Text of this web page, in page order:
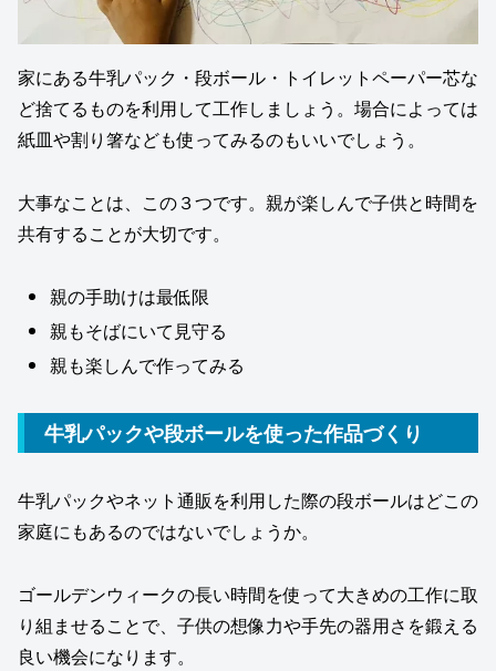
家にある牛乳パック・段ボール・トイレットペーパー芯な
ど捨てるものを利用して工作しましょう。場合によっては
紙皿や割り箸なども使ってみるのもいいでしょう。
大事なことは、この３つです。親が楽しんで子供と時間を
共有することが大切です。
親の手助けは最低限
親もそばにいて見守る
親も楽しんで作ってみる
牛乳パックや段ボールを使った作品づくり
牛乳パックやネット通販を利用した際の段ボールはどこの
家庭にもあるのではないでしょうか。
ゴールデンウィークの長い時間を使って大きめの工作に取
り組ませることで、子供の想像力や手先の器用さを鍛える
良い機会になります。